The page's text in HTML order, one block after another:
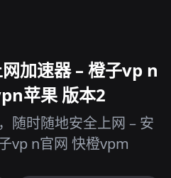
加速器 – 橙子vp n
苹果 版本2
随时随地安全上网 – 安
vp n官网 快橙vpm